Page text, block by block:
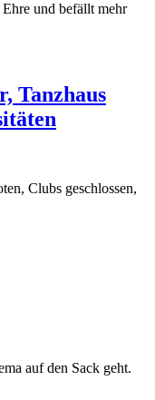
und befällt mehr
Tanzhaus
Clubs geschlossen,
auf den Sack geht.